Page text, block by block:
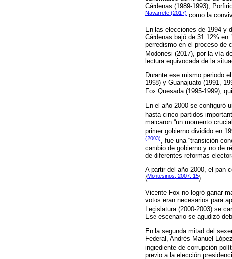
Cárdenas (1989-1993);
Navarrete (2017) como la
En las elecciones de 1994 y
Cárdenas bajó de 31.12% en
perredismo en el proceso de
Modonesi (2017), por la vía
lectura equivocada de la
Durante ese mismo periodo
1998) y Guanajuato (1991,
Fox Quesada (1995-1999),
En el año 2000 se configuró
hasta cinco partidos
marcaron “un momento
primer gobierno dividido en
(2003), fue una “transición
cambio de gobierno y no de
de diferentes reformas
A partir del año 2000, el pan
(Montesinos, 2007: 15).
Vicente Fox no logró ganar
votos eran necesarios para
Legislatura (2000-2003) se
Ese escenario se agudizó
En la segunda mitad del
Federal, Andrés Manuel
ingrediente de corrupción
previo a la elección